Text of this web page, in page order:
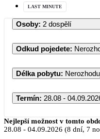
LAST MINUTE
Osoby: 2 dospělí
Odkud pojedete:
Délka pobytu:
Termín: 28.08 -
Nejlepší možnost v tomto
28.08 - 04.09.2026 (8 dní, 7